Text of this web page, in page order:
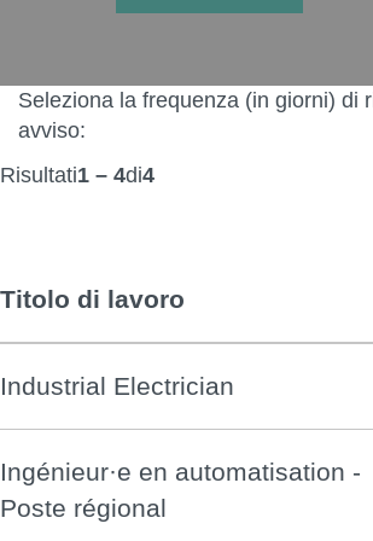
Seleziona la frequenza (in giorni) di
avviso:
Risultati1 – 4di4
Titolo di lavoro
Industrial Electrician
Ingénieur·e en automatisation -
Poste régional